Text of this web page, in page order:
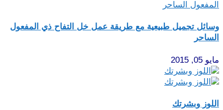
وسائل تجميل طبيعية مع طريقة عمل خل التفاح ذي المفعول
الساحر
مايو 05, 2015
اللوز وبشرتك